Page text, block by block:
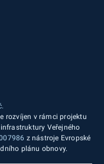
rozvíjen v rámci projektu
Veřejného
z nástroje Evropské
plánu obnovy.